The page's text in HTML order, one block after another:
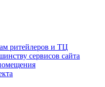
ритейлеров и ТЦ
сервисов сайта